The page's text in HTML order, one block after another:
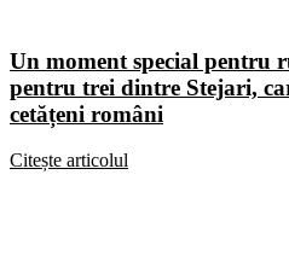
Un moment special pentru
pentru trei dintre Stejari,
cetățeni români
Citește articolul